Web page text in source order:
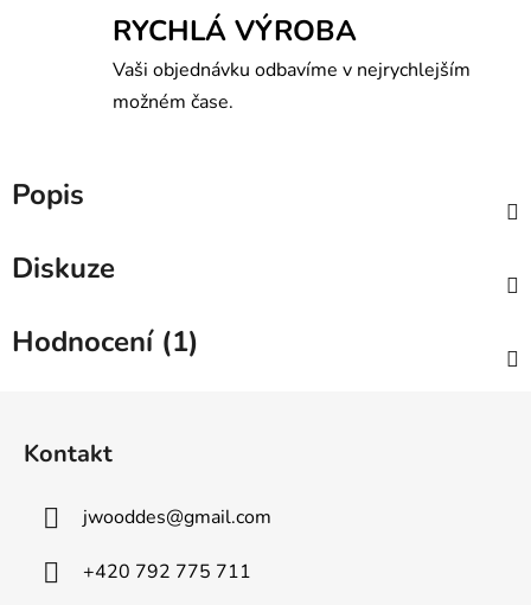
RYCHLÁ VÝROBA
Vaši objednávku odbavíme v nejrychlejším
možném čase.
Popis
Diskuze
Hodnocení (1)
Kontakt
jwooddes@gmail.com
+420 792 775 711